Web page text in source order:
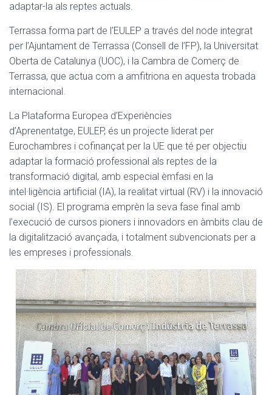
adaptar-la als reptes actuals.
Terrassa forma part de l’EULEP a través del node integrat
per l’Ajuntament de Terrassa (Consell de l’FP), la Universitat
Oberta de Catalunya (UOC), i la Cambra de Comerç de
Terrassa, que actua com a amfitriona en aquesta trobada
internacional.
La Plataforma Europea d’Experiències
d’Aprenentatge, EULEP, és un projecte liderat per
Eurochambres i cofinançat per la UE que té per objectiu
adaptar la formació professional als reptes de la
transformació digital, amb especial èmfasi en la
intel·ligència artificial (IA), la realitat virtual (RV) i la innovació
social (IS). El programa emprèn la seva fase final amb
l’execució de cursos pioners i innovadors en àmbits clau de
la digitalització avançada, i totalment subvencionats per a
les empreses i professionals.